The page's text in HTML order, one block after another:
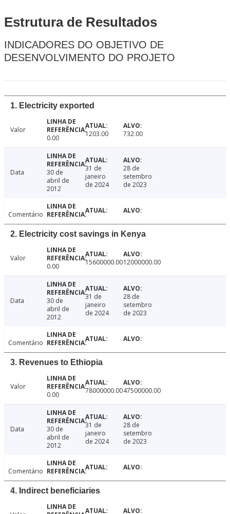
Estrutura de Resultados
INDICADORES DO OBJETIVO DE
DESENVOLVIMENTO DO PROJETO
1. Electricity exported
Valor
0.00
1203.00 732.00
Data
30 de
abril de
2012
31 de
janeiro
de 2024
28 de
setembro
de 2023
Comentário
2. Electricity cost savings in Kenya
Valor
0.00
15600000.0012000000.00
Data
30 de
abril de
2012
31 de
janeiro
de 2024
28 de
setembro
de 2023
Comentário
3. Revenues to Ethiopia
Valor
0.00
78000000.0047500000.00
Data
30 de
abril de
2012
31 de
janeiro
de 2024
28 de
setembro
de 2023
Comentário
4. Indirect beneficiaries